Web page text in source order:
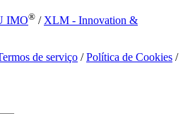
IMO® / XLM - Innovation &
de serviço /Política de Cookies /